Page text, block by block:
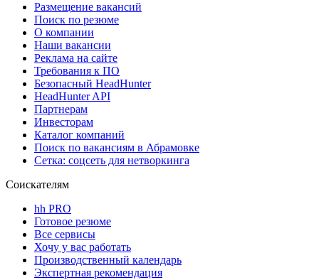
Размещение вакансий
Поиск по резюме
О компании
Наши вакансии
Реклама на сайте
Требования к ПО
Безопасный HeadHunter
HeadHunter API
Партнерам
Инвесторам
Каталог компаний
Поиск по вакансиям в Абрамовке
Сетка: соцсеть для нетворкинга
Соискателям
hh PRO
Готовое резюме
Все сервисы
Хочу у вас работать
Производственный календарь
Экспертная рекомендация